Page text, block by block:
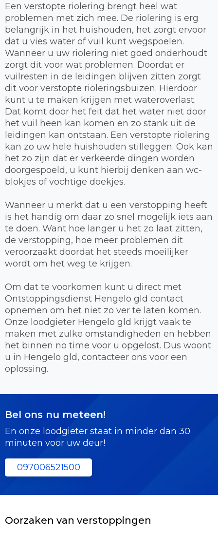
Een verstopte riolering brengt heel wat
problemen met zich mee. De riolering is erg
belangrijk in het huishouden, het zorgt ervoor
dat u vies water of vuil kunt wegspoelen.
Wanneer u uw riolering niet goed onderhoudt
zorgt dit voor wat problemen. Doordat er
vuilresten in de leidingen blijven zitten zorgt
dit voor verstopte rioleringsbuizen. Hierdoor
kunt u te maken krijgen met wateroverlast.
Dat komt door het feit dat het water niet door
het vuil heen kan komen en zo stank uit de
leidingen kan ontstaan. Een verstopte riolering
kan zo uw hele huishouden stilleggen. Ook kan
het zo zijn dat er verkeerde dingen worden
doorgespoeld, u kunt hierbij denken aan wc-
blokjes of vochtige doekjes.
Wanneer u merkt dat u een verstopping heeft
is het handig om daar zo snel mogelijk iets aan
te doen. Want hoe langer u het zo laat zitten,
de verstopping, hoe meer problemen dit
veroorzaakt doordat het steeds moeilijker
wordt om het weg te krijgen.
Om dat te voorkomen kunt u direct met
Ontstoppingsdienst Hengelo gld contact
opnemen om het niet zo ver te laten komen.
Onze loodgieter Hengelo gld krijgt vaak te
maken met zulke omstandigheden en hebben
het binnen no time voor u opgelost. Dus woont
u in Hengelo gld, contacteer ons voor een
oplossing.
Bel ons nu meteen!
En onze loodgieter staat in minder dan 30
minuten voor uw deur!
097006521500
Oorzaken van verstoppingen